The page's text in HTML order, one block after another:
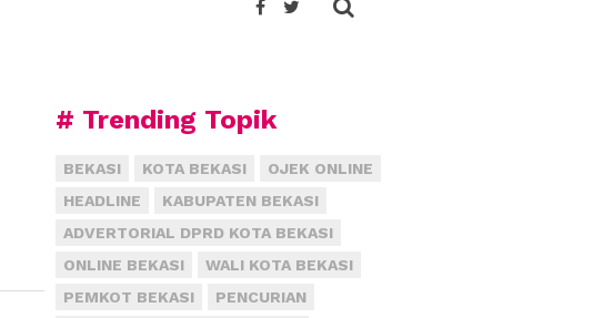
# Trending Topik
BEKASI KOTA BEKASI
OJEK ONLINE
HEADLINE
KABUPATEN BEKASI
ADVERTORIAL DPRD KOTA BEKASI
ONLINE BEKASI
WALI KOTA BEKASI
PEMKOT BEKASI
PENCURIAN